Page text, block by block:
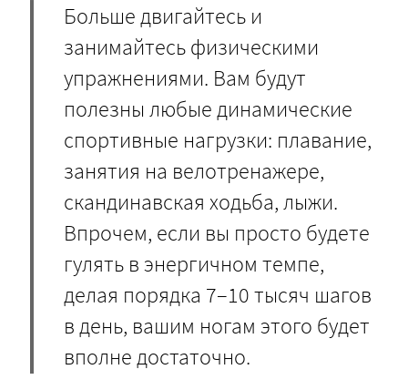
Больше двигайтесь и
занимайтесь физическими
упражнениями. Вам будут
полезны любые динамические
спортивные нагрузки: плавание,
занятия на велотренажере,
скандинавская ходьба, лыжи.
Впрочем, если вы просто будете
гулять в энергичном темпе,
делая порядка 7–10 тысяч шагов
в день, вашим ногам этого будет
вполне достаточно.